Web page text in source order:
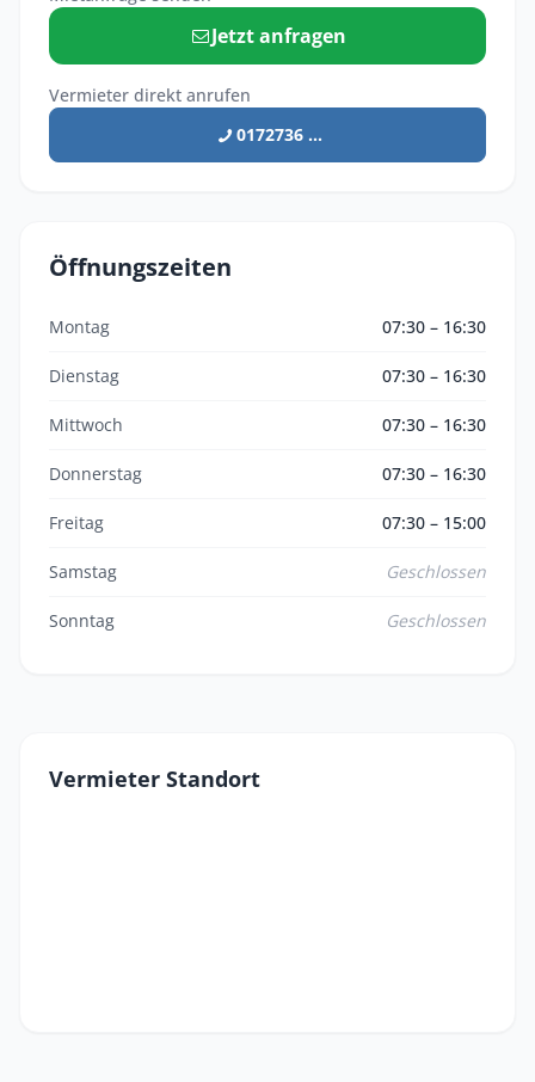
Jetzt anfragen
Vermieter direkt anrufen
0172736 ...
Öffnungszeiten
Montag 07:30 – 16:30
Dienstag 07:30 – 16:30
Mittwoch 07:30 – 16:30
Donnerstag 07:30 – 16:30
Freitag 07:30 – 15:00
Samstag Geschlossen
Sonntag Geschlossen
Vermieter Standort